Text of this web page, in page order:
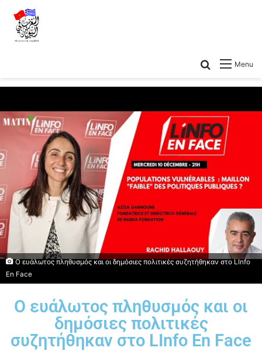
Menu
Ο ευάλωτος πληθυσμός και οι δημόσιες πολιτικές συζητήθηκαν στο LInfo
En Face
Ο ευάλωτος πληθυσμός και οι
δημόσιες πολιτικές
συζητήθηκαν στο LInfo En Face